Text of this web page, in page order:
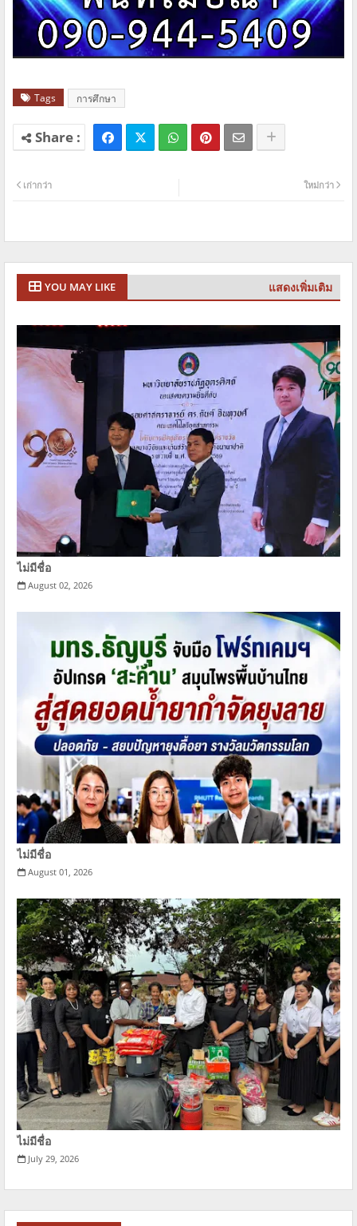
Tags การศึกษา
ใหม่กว่า
เก่ากว่า
YOU MAY LIKE แสดงเพิ่มเติม
ไม่มีชื่อ
August 02, 2026
ไม่มีชื่อ
August 01, 2026
ไม่มีชื่อ
July 29, 2026